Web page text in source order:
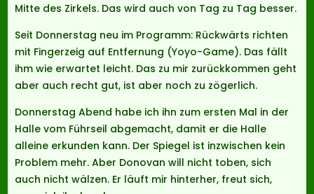
Mitte des Zirkels. Das wird auch von Tag zu Tag besser.
Seit Donnerstag neu im Programm: Rückwärts richten
mit Fingerzeig auf Entfernung (Yoyo-Game). Das fällt
ihm wie erwartet leicht. Das zu mir zurückkommen geht
aber auch recht gut, ist aber noch zu zögerlich.
Donnerstag Abend habe ich ihn zum ersten Mal in der
Halle vom Führseil abgemacht, damit er die Halle
alleine erkunden kann. Der Spiegel ist inzwischen kein
Problem mehr. Aber Donovan will nicht toben, sich
auch nicht wälzen. Er läuft mir hinterher, freut sich,